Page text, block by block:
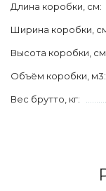
Длина коробки, см:
Ширина коробки,
Высота коробки,
Объём коробки, м3:
Вес брутто, кг: